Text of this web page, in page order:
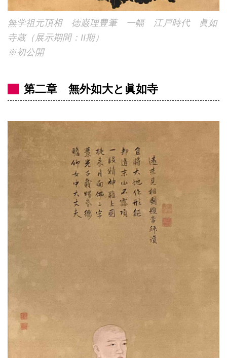
無学祖元頂相 徳巌理豊筆 一幅 江戸時代 眞如
寺蔵（展示期間：II期）
※初公開
第二章 無外如大と眞如寺